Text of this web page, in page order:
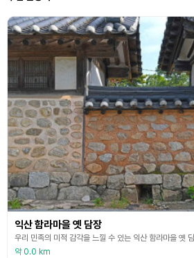
익산 함라마을 옛 담장
약 0.0 km